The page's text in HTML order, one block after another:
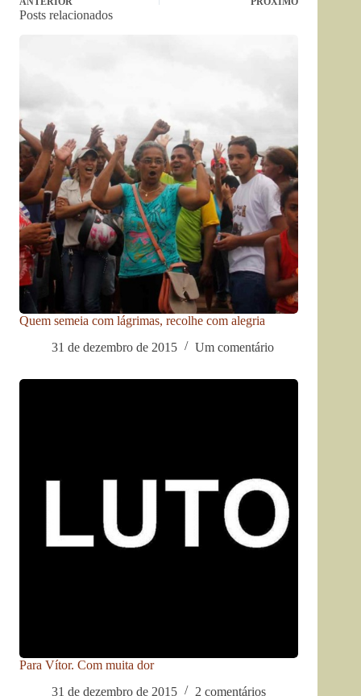
Posts relacionados
Quem semeia com lágrimas, recolhe com alegria
31 de dezembro de 2015
Um comentário
Para Vítor. Com muita dor
31 de dezembro de 2015
2 comentários